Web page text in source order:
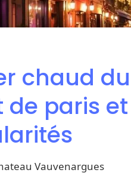
chaud
paris
Vauvenargues